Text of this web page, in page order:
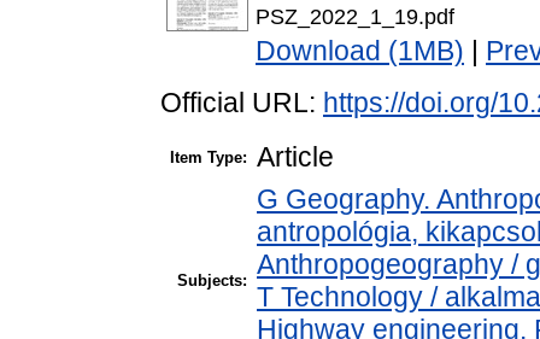
PSZ_2022_1_19.pdf
Download (1MB)
Official URL: https://doi.org/
Item Type: Article
Subjects:
G Geography.
antropológia,
Anthropogeography /
T Technology /
Highway engineering.